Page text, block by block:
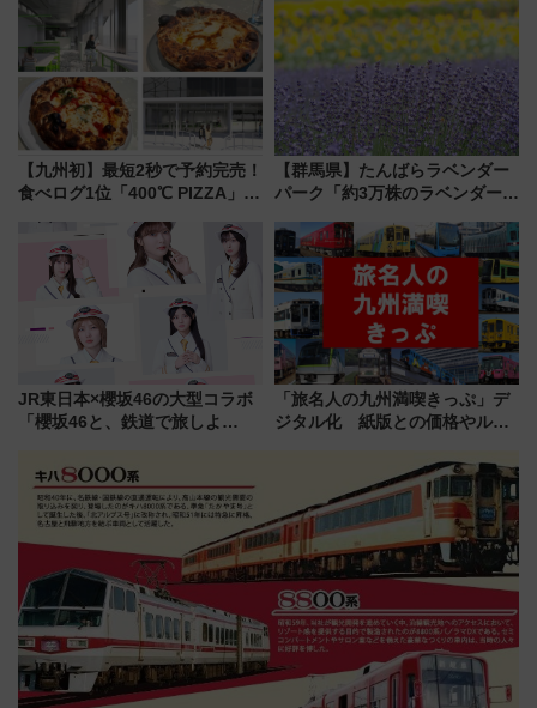
ススメ
品グルメ登場で駅前の過ごし方
はどう変わる？
【九州初】最短2秒で予約完売！
食べログ1位「400℃ PIZZA」が
プン。もつ鍋風など限定メニュ
ーも
【群馬県】たんばらラベンダー
パーク「約3万株のラベンダー」
で都心から約1時間半で夏の絶景
を！
JR東日本×櫻坂46の大型コラボ
「櫻坂46と、鉄道で旅しよ
潟・長野・庄内へ
「旅名人の九州満喫きっぷ」デ
ジタル化 紙版との価格やルー